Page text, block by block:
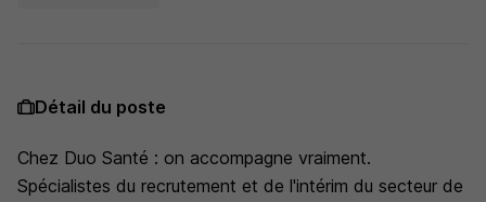
Détail du poste
Chez Duo Santé : on accompagne vraiment.
Spécialistes du recrutement et de l'intérim du secteur de